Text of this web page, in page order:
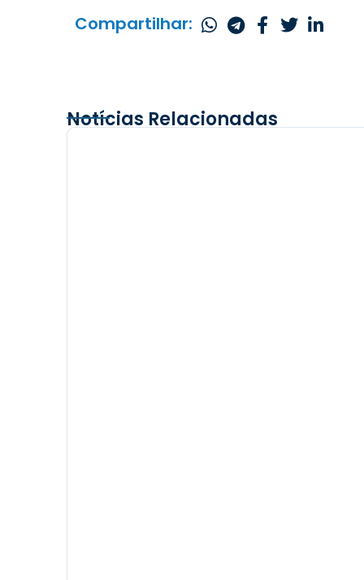
Compartilhar:
Notícias Relacionadas